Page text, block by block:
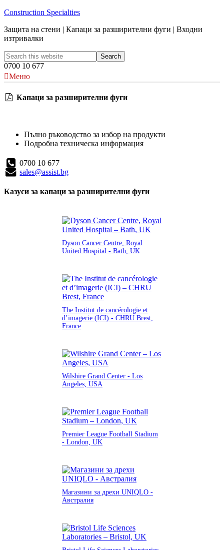
Construction Specialties
Защита на стени | Капаци за разширителни фуги | Входни
изтривалки
0700 10 677
Меню
Капаци за разширителни фуги
Пълно ръководство за избор на продукти
Подробна техническа информация
0700 10 677
sales@assist.bg
Казуси за капаци за разширителни фуги
Dyson Cancer Centre, Royal
United Hospital - Bath, UK
The Institut de cancérologie et
d’imagerie (ICI) - CHRU Brest,
France
Wilshire Grand Center - Los
Angeles, USA
Premier League Football Stadium
- London, UK
Магазини за дрехи UNIQLO -
Австралия